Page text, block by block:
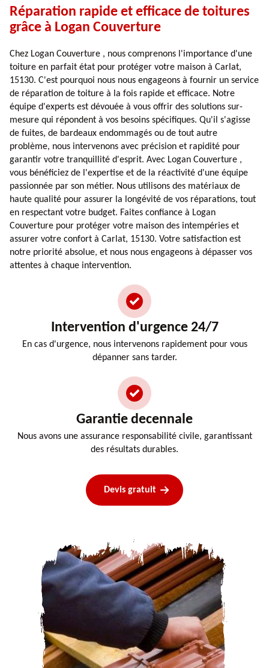
Réparation rapide et efficace de toitures
grâce à Logan Couverture
Chez Logan Couverture , nous comprenons l'importance d'une
toiture en parfait état pour protéger votre maison à Carlat,
15130. C'est pourquoi nous nous engageons à fournir un service
de réparation de toiture à la fois rapide et efficace. Notre
équipe d'experts est dévouée à vous offrir des solutions sur-
mesure qui répondent à vos besoins spécifiques. Qu'il s'agisse
de fuites, de bardeaux endommagés ou de tout autre
problème, nous intervenons avec précision et rapidité pour
garantir votre tranquillité d'esprit. Avec Logan Couverture ,
vous bénéficiez de l'expertise et de la réactivité d'une équipe
passionnée par son métier. Nous utilisons des matériaux de
haute qualité pour assurer la longévité de vos réparations, tout
en respectant votre budget. Faites confiance à Logan
Couverture pour protéger votre maison des intempéries et
assurer votre confort à Carlat, 15130. Votre satisfaction est
notre priorité absolue, et nous nous engageons à dépasser vos
attentes à chaque intervention.
Intervention d'urgence 24/7
En cas d'urgence, nous intervenons rapidement pour vous
dépanner sans tarder.
Garantie decennale
Nous avons une assurance responsabilité civile, garantissant
des résultats durables.
Devis gratuit